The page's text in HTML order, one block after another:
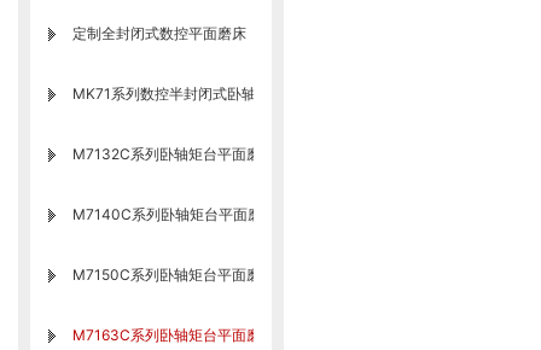
定制全封闭式数控平面磨床
MK71系列数控半封闭式卧轴矩台平面磨床
M7132C系列卧轴矩台平面磨床
M7140C系列卧轴矩台平面磨床
M7150C系列卧轴矩台平面磨床
M7163C系列卧轴矩台平面磨床